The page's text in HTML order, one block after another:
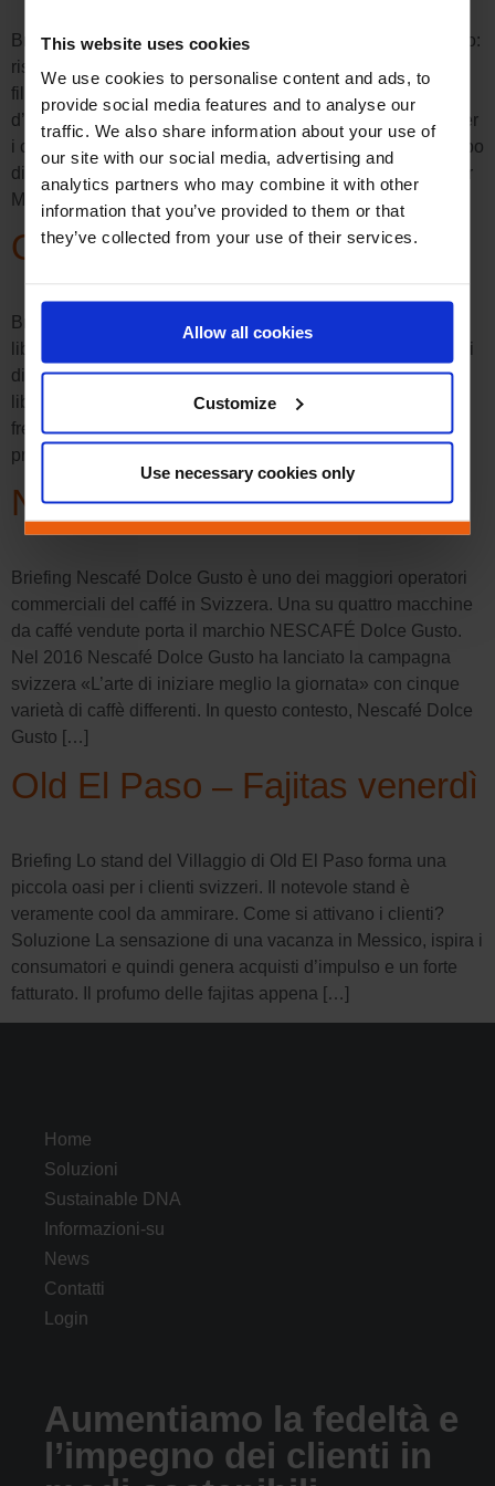
This website uses cookies
We use cookies to personalise content and ads, to
provide social media features and to analyse our
traffic. We also share information about your use of
our site with our social media, advertising and
analytics partners who may combine it with other
information that you’ve provided to them or that
they’ve collected from your use of their services.
Allow all cookies
Customize
Use necessary cookies only
Briefing Energizer affida a Boost Group il seguente progetto:
risistemare l’esposizione della gamma di batterie in 750
filiali di differenti dettaglianti per facilitare l’esperienza
d’acquisto e renderla maggiormente ordinata e attraente per
i consumatori e per stimolare gli acquisti impulsivi allo scopo
di un aumento del fatturato. Soluzione Con il team Shopper
Marketing, Boost Group […]
Orell Füssli Thalia (OFT)
Briefing Orell Füssli Thalia (OFT) è la maggiore catena di
librerie sul mercato svizzero. Per lo sviluppo dei suoi canali
di vendita, in aggiunta alla vendita on-line e nelle proprie
librerie, OFT si concentra su superfici retail ad alta
frequenza. Il fattore chiave di successo e´ la gestione
professionale e consistente della propria presenza su […]
Nescafé Dolce Gusto
Briefing Nescafé Dolce Gusto è uno dei maggiori operatori
commerciali del caffé in Svizzera. Una su quattro macchine
da caffé vendute porta il marchio NESCAFÉ Dolce Gusto.
Nel 2016 Nescafé Dolce Gusto ha lanciato la campagna
svizzera «L’arte di iniziare meglio la giornata» con cinque
varietà di caffè differenti. In questo contesto, Nescafé Dolce
Gusto […]
Old El Paso – Fajitas venerdì
Briefing Lo stand del Villaggio di Old El Paso forma una
piccola oasi per i clienti svizzeri. Il notevole stand è
veramente cool da ammirare. Come si attivano i clienti?
Soluzione La sensazione di una vacanza in Messico, ispira i
consumatori e quindi genera acquisti d’impulso e un forte
fatturato. Il profumo delle fajitas appena […]
Home
Soluzioni
Sustainable DNA
Informazioni-su
News
Contatti
Login
Aumentiamo la fedeltà e
l’impegno dei clienti in